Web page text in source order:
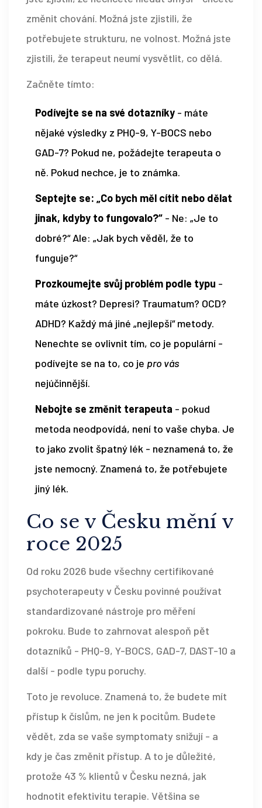
změnit chování. Možná jste zjistili, že
potřebujete strukturu, ne volnost. Možná jste
zjistili, že terapeut neumí vysvětlit, co dělá.
Začněte tímto:
Podívejte se na své dotazníky - máte
nějaké výsledky z PHQ-9, Y-BOCS nebo
GAD-7? Pokud ne, požádejte terapeuta o
ně. Pokud nechce, je to známka.
Septejte se: „Co bych měl cítit nebo dělat
jinak, kdyby to fungovalo?“ - Ne: „Je to
dobré?“ Ale: „Jak bych věděl, že to
funguje?“
Prozkoumejte svůj problém podle typu -
máte úzkost? Depresi? Traumatum? OCD?
ADHD? Každý má jiné „nejlepší“ metody.
Nenechte se ovlivnit tím, co je populární -
podívejte se na to, co je pro vás
nejúčinnější.
Nebojte se změnit terapeuta - pokud
metoda neodpovídá, není to vaše chyba. Je
to jako zvolit špatný lék - neznamená to, že
jste nemocný. Znamená to, že potřebujete
jiný lék.
Co se v Česku mění v
roce 2025
Od roku 2026 bude všechny certifikované
psychoterapeuty v Česku povinné používat
standardizované nástroje pro měření
pokroku. Bude to zahrnovat alespoň pět
dotazníků - PHQ-9, Y-BOCS, GAD-7, DAST-10 a
další - podle typu poruchy.
Toto je revoluce. Znamená to, že budete mít
přístup k číslům, ne jen k pocitům. Budete
vědět, zda se vaše symptomaty snižují - a
kdy je čas změnit přístup. A to je důležité,
protože 43 % klientů v Česku nezná, jak
hodnotit efektivitu terapie. Většina se